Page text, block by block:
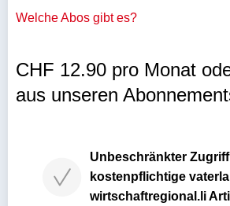
Welche Abos gibt es?
CHF 12.90 pro Monat
aus unseren
Unbeschränkter
kostenpflichtige
wirtschaftregional.li